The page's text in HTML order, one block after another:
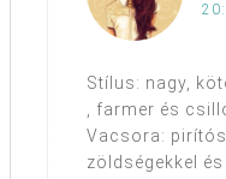
Stílus: nagy,
, farmer és
Vacsora:
zöldségekkel